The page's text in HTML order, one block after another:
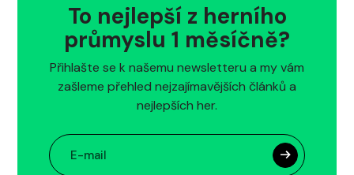
To nejlepší z herního
průmyslu 1 měsíčně?
Přihlašte se k našemu newsletteru a my vám
zašleme přehled nejzajímavějších článků a
nejlepších her.